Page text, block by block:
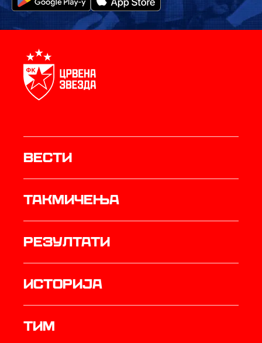
Вести
Такмичења
резултати
историја
ТИМ